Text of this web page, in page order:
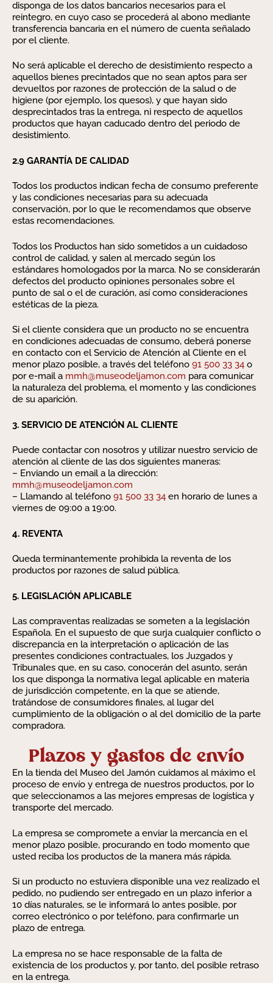
disponga de los datos bancarios necesarios para el
reintegro, en cuyo caso se procederá al abono mediante
transferencia bancaria en el número de cuenta señalado
por el cliente.
No será aplicable el derecho de desistimiento respecto a
aquellos bienes precintados que no sean aptos para ser
devueltos por razones de protección de la salud o de
higiene (por ejemplo, los quesos), y que hayan sido
desprecintados tras la entrega, ni respecto de aquellos
productos que hayan caducado dentro del periodo de
desistimiento.
2.9 GARANTÍA DE CALIDAD
Todos los productos indican fecha de consumo preferente
y las condiciones necesarias para su adecuada
conservación, por lo que le recomendamos que observe
estas recomendaciones.
Todos los Productos han sido sometidos a un cuidadoso
control de calidad, y salen al mercado según los
estándares homologados por la marca. No se considerarán
defectos del producto opiniones personales sobre el
punto de sal o el de curación, así como consideraciones
estéticas de la pieza.
Si el cliente considera que un producto no se encuentra
en condiciones adecuadas de consumo, deberá ponerse
en contacto con el Servicio de Atención al Cliente en el
menor plazo posible, a través del teléfono 91 500 33 34 o
por e-mail a mmh@museodeljamon.com para comunicar
la naturaleza del problema, el momento y las condiciones
de su aparición.
3. SERVICIO DE ATENCIÓN AL CLIENTE
Puede contactar con nosotros y utilizar nuestro servicio de
atención al cliente de las dos siguientes maneras:
– Enviando un email a la dirección:
mmh@museodeljamon.com
– Llamando al teléfono 91 500 33 34 en horario de lunes a
viernes de 09:00 a 19:00.
4. REVENTA
Queda terminantemente prohibida la reventa de los
productos por razones de salud pública.
5. LEGISLACIÓN APLICABLE
Las compraventas realizadas se someten a la legislación
Española. En el supuesto de que surja cualquier conflicto o
discrepancia en la interpretación o aplicación de las
presentes condiciones contractuales, los Juzgados y
Tribunales que, en su caso, conocerán del asunto, serán
los que disponga la normativa legal aplicable en materia
de jurisdicción competente, en la que se atiende,
tratándose de consumidores finales, al lugar del
cumplimiento de la obligación o al del domicilio de la parte
compradora.
Plazos y gastos de envío
En la tienda del Museo del Jamón cuidamos al máximo el
proceso de envío y entrega de nuestros productos, por lo
que seleccionamos a las mejores empresas de logística y
transporte del mercado.
La empresa se compromete a enviar la mercancía en el
menor plazo posible, procurando en todo momento que
usted reciba los productos de la manera más rápida.
Si un producto no estuviera disponible una vez realizado el
pedido, no pudiendo ser entregado en un plazo inferior a
10 días naturales, se le informará lo antes posible, por
correo electrónico o por teléfono, para confirmarle un
plazo de entrega.
La empresa no se hace responsable de la falta de
existencia de los productos y, por tanto, del posible retraso
en la entrega.